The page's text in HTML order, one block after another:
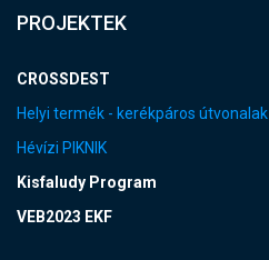
PROJEKTEK
CROSSDEST
Helyi termék - kerékpáros útvonalak
Hévízi PIKNIK
Kisfaludy Program
VEB2023 EKF